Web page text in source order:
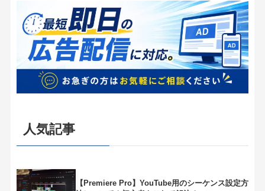
人気記事
【Premiere Pro】YouTube用のシーケンス設定方